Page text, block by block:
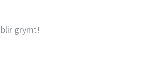
blir grymt!